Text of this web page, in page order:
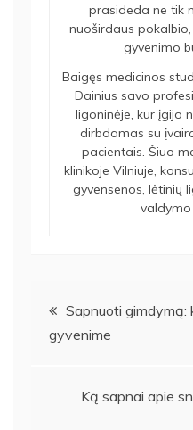
prasideda ne tik
nuoširdaus
gyvenimo
Baigęs medicinos
Dainius savo
ligoninėje, kur įgijo
dirbdamas su
pacientais. Šiuo
klinikoje Vilniuje,
gyvensenos, lėtinių
valdymo
Navigacija
tarp
įrašų
Sapnuoti
gyvenime
Ką sapnai apie